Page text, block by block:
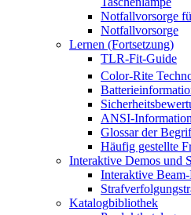
Notfallvorsorge
Notfallvorsorge
Lernen (Fortsetzung)
TLR-Fit-Guide
Color-Rite
ANSI-
Glossar der
Häufig gestellte
Interaktive Demos und
Interaktive
Katalogbibliothek